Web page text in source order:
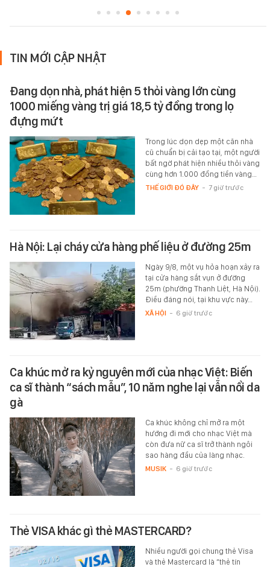
TIN MỚI CẬP NHẬT
Đang dọn nhà, phát hiện 5 thỏi vàng lớn cùng
1000 miếng vàng trị giá 18,5 tỷ đồng trong lọ
đựng mứt
Trong lúc dọn dẹp một căn nhà
cũ chuẩn bị cải tạo tại, một người
bất ngờ phát hiện nhiều thỏi vàng
cùng hơn 1.000 đồng tiền vàng…
THẾ GIỚI ĐÓ ĐÂY - 7 giờ trước
Hà Nội: Lại cháy cửa hàng phế liệu ở đường 25m
Ngày 9/8, một vụ hỏa hoạn xảy ra
tại cửa hàng sắt vụn ở đường
25m (phường Thanh Liệt, Hà Nội).
Điều đáng nói, tại khu vực này…
XÃ HỘI - 6 giờ trước
Ca khúc mở ra kỷ nguyên mới của nhạc Việt: Biến
ca sĩ thành “sách mẫu”, 10 năm nghe lại vẫn nổi da
gà
Ca khúc không chỉ mở ra một
hướng đi mới cho nhạc Việt mà
còn đưa nữ ca sĩ trở thành ngôi
sao hàng đầu của làng nhạc.
MUSIK - 6 giờ trước
Thẻ VISA khác gì thẻ MASTERCARD?
Nhiều người gọi chung thẻ Visa
và thẻ Mastercard là “thẻ tín